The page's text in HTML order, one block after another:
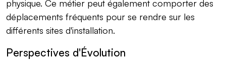
physique. Ce métier peut également comporter des
déplacements fréquents pour se rendre sur les
différents sites d'installation.
Perspectives d'Évolution